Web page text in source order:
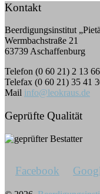
Kontakt
Beerdigungsinstitut
Wermbachstraße 21
63739 Aschaffenburg
Telefon (0 60 21) 2 13 66
Telefax (0 60 21) 35 41
Mail info@leokraus.de
Geprüfte Qualität
Facebook